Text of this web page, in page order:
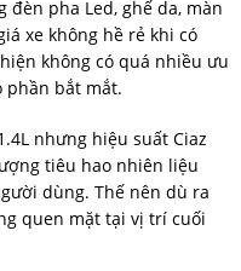
pha Led, ghế da, màn
xe không hề rẻ khi có
không có quá nhiều ưu
phần bắt mắt.
nhưng hiệu suất Ciaz
tiêu hao nhiên liệu
dùng. Thế nên dù ra
quen mặt tại vị trí cuối